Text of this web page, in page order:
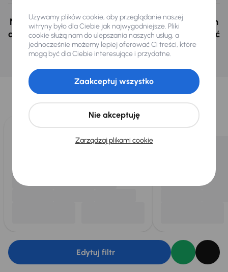
Nie wybrałeś auto z oferty? Nie szkodzi, w naszych
oddziałach w Czechach i na Słowacji możemy mieć
podobne samochody, których szukasz.
Wybraliśmy dla Ciebie
Wybieramy dla Ciebienajlepsze pojazdyz naszej oferty. Kupimy
do 400 pojazdów
Edytuj filtr
Używamy plików cookie, aby przeglądanie naszej
witryny było dla Ciebie jak najwygodniejsze. Pliki
cookie służą nam do ulepszania naszych usług, a
jednocześnie możemy lepiej oferować Ci treści, które
mogą być dla Ciebie interesujące i przydatne.
Zarządzaj plikami cookie
Nie akceptuję
Zaakceptuj wszystko